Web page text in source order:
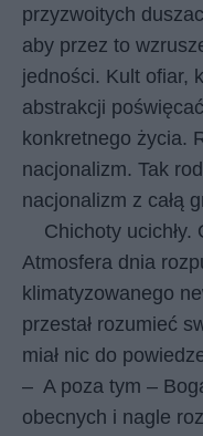
przyzwoitych
aby przez to
jedności. Kult ofiar,
abstrakcji
konkretnego życia.
nacjonalizm. Tak
nacjonalizm z całą
Chichoty ucichły.
Atmosfera dnia
klimatyzowanego
przestał rozumieć
miał nic do
– A poza tym –
obecnych i nagle